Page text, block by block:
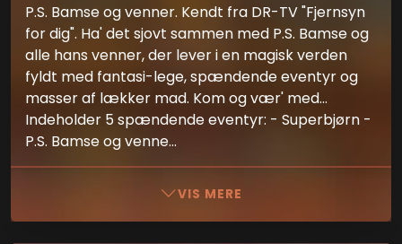
P.S. Bamse og venner. Kendt fra DR-TV "Fjernsyn
for dig". Ha' det sjovt sammen med P.S. Bamse og
alle hans venner, der lever i en magisk verden
fyldt med fantasi-lege, spændende eventyr og
masser af lækker mad. Kom og vær' med...
Indeholder 5 spændende eventyr: - Superbjørn -
P.S. Bamse og venne...
VIS MERE